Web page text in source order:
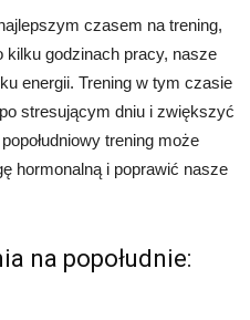
czasem na trening,
kilku godzinach pracy, nasze
energii. Trening w tym czasie
stresującym dniu i zwiększyć
trening może
hormonalną i poprawić nasze
na popołudnie: